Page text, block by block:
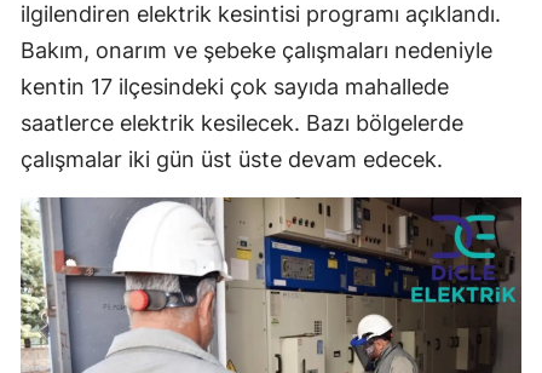
ilgilendiren elektrik kesintisi programı açıklandı.
Bakım, onarım ve şebeke çalışmaları nedeniyle
kentin 17 ilçesindeki çok sayıda mahallede
saatlerce elektrik kesilecek. Bazı bölgelerde
çalışmalar iki gün üst üste devam edecek.